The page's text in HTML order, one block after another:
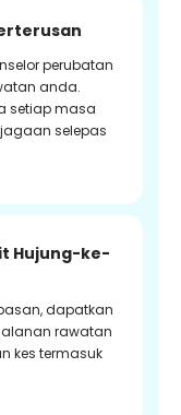
perubatan
anda.
setiap masa
selepas
Hujung-ke-
dapatkan
rawatan
kes termasuk